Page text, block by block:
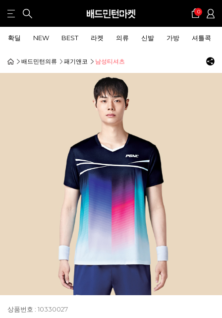
0
확딜 NEW BEST 라켓 의류 신발 가방 셔틀콕
배드민턴의류 패기앤코 남성티셔츠
상품번호 : 10330027